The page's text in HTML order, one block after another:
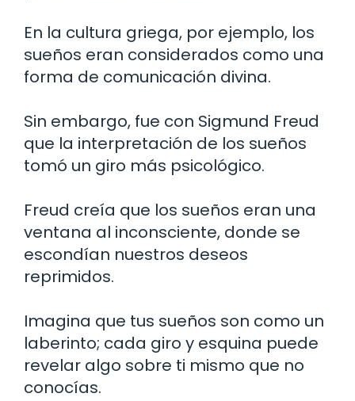
En la cultura griega, por ejemplo, los
sueños eran considerados como una
forma de comunicación divina.
Sin embargo, fue con Sigmund Freud
que la interpretación de los sueños
tomó un giro más psicológico.
Freud creía que los sueños eran una
ventana al inconsciente, donde se
escondían nuestros deseos
reprimidos.
Imagina que tus sueños son como un
laberinto; cada giro y esquina puede
revelar algo sobre ti mismo que no
conocías.